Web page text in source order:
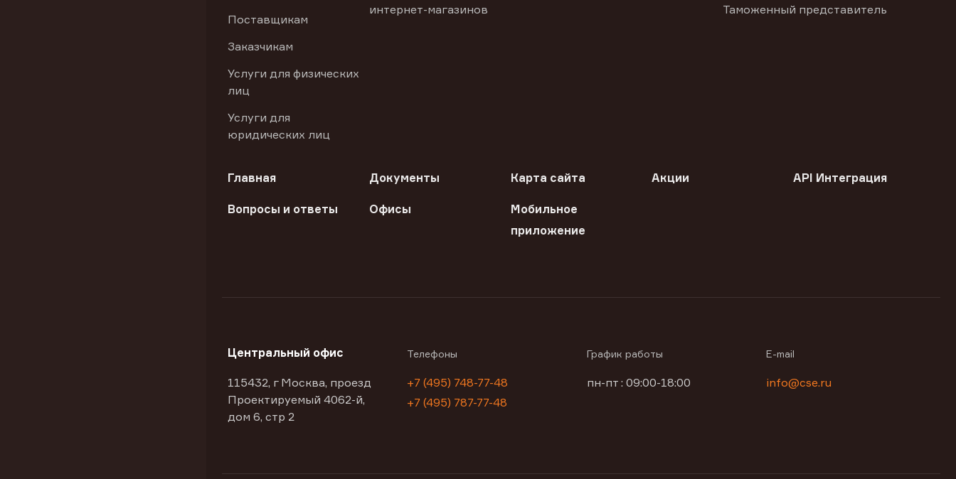
Поставщикам
Заказчикам
Услуги для физических
лиц
Услуги для
юридических лиц
интернет-магазинов
Таможенный представитель
Главная Документы Карта сайта Акции API Интеграция
Вопросы и ответы Офисы
Мобильное
приложение
Центральный офис
115432, г Москва, проезд
Проектируемый 4062-й,
дом 6, стр 2
Телефоны
+7 (495) 748-77-48
+7 (495) 787-77-48
График работы
пн-пт : 09:00-18:00
E-mail
info@cse.ru